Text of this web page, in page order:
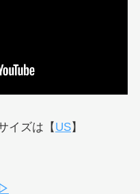
イズは【 US】